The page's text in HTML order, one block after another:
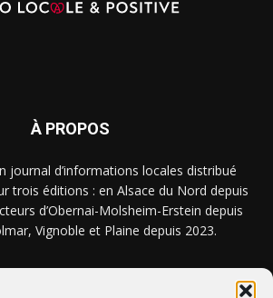
À PROPOS
journal d’informations locales distribué
trois éditions : en Alsace du Nord depuis
d’Obernai-Molsheim-Erstein depuis
Vignoble et Plaine depuis 2023.